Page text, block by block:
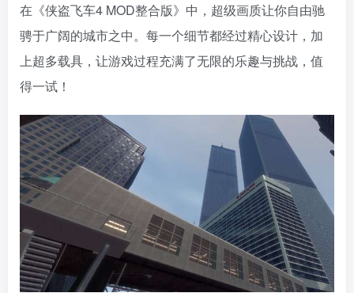
在《侠盗飞车4 MOD整合版》中，超级画质让你自由驰
骋于广阔的城市之中。每一个细节都经过精心设计，加
上超多载具，让游戏过程充满了无限的乐趣与挑战，值
得一试！